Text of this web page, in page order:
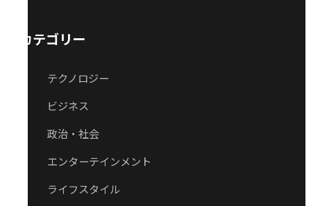
カテゴリー
テクノロジー
ビジネス
政治・社会
エンターテインメント
ライフスタイル